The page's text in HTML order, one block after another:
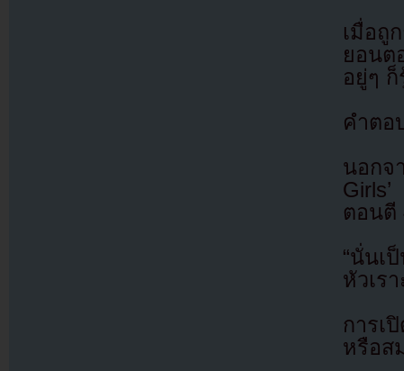
เมื่อถู
ยอนต
อยู่ๆ ก็
คำตอ
นอกจ
ตอนตี
“นั่นเ
หัวเร
การเ
หรือส